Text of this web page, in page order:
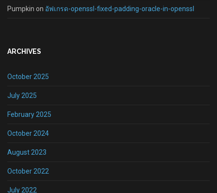
Pumpkin on อัฟเกรด-openssl-fixed-padding-oracle-in-openssl
ARCHIVES
October 2025
July 2025
February 2025
October 2024
August 2023
October 2022
July 2022